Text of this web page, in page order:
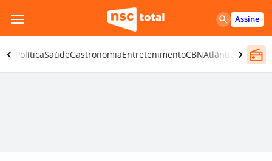
para
o
conteúdo
Assine
PolíticaSaúdeGastronomiaEntretenimentoCBNAtlântida SC